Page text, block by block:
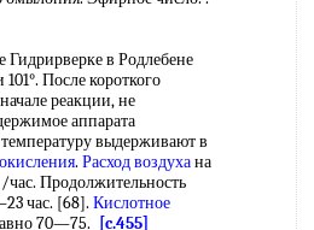
в Родлебене
После короткого
реакции, не
аппарата
выдерживают в
. Расход воздухана
час. Продолжительность
час. [68]. Кислотное
70—75.
[c.455]